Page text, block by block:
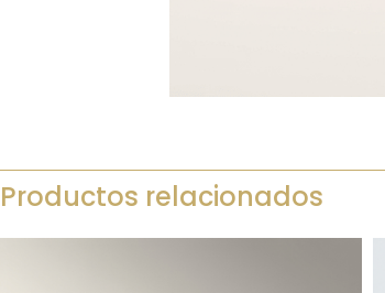
Productos relacionados